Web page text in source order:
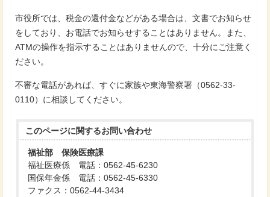
市役所では、税金の還付金などがある場合は、文書でお知らせ
をしており、お電話でお知らせすることはありません。また、
ATMの操作を指示することはありませんので、十分にご注意く
ださい。
不審な電話があれば、すぐに家族や東海警察署（0562-33-
0110）に相談してください。
このページに関するお問い合わせ
福祉部 保険医療課
福祉医療係 電話：0562-45-6230
国保年金係 電話：0562-45-6330
ファクス：0562-44-3434